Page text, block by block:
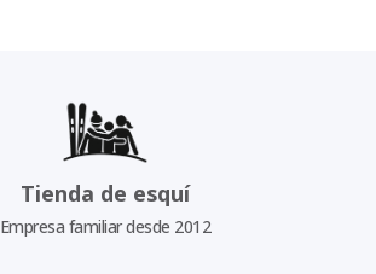
Tienda de esquí
Empresa familiar desde 2012